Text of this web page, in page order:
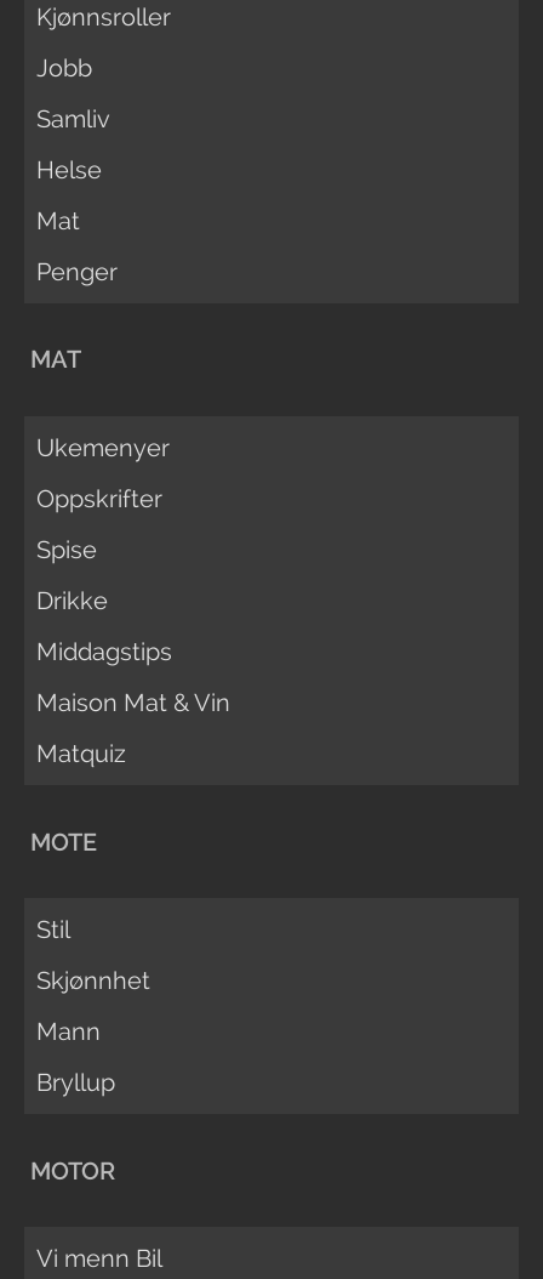
Kjønnsroller
Jobb
Samliv
Helse
Mat
Penger
MAT
Ukemenyer
Oppskrifter
Spise
Drikke
Middagstips
Maison Mat & Vin
Matquiz
MOTE
Stil
Skjønnhet
Mann
Bryllup
MOTOR
Vi menn Bil